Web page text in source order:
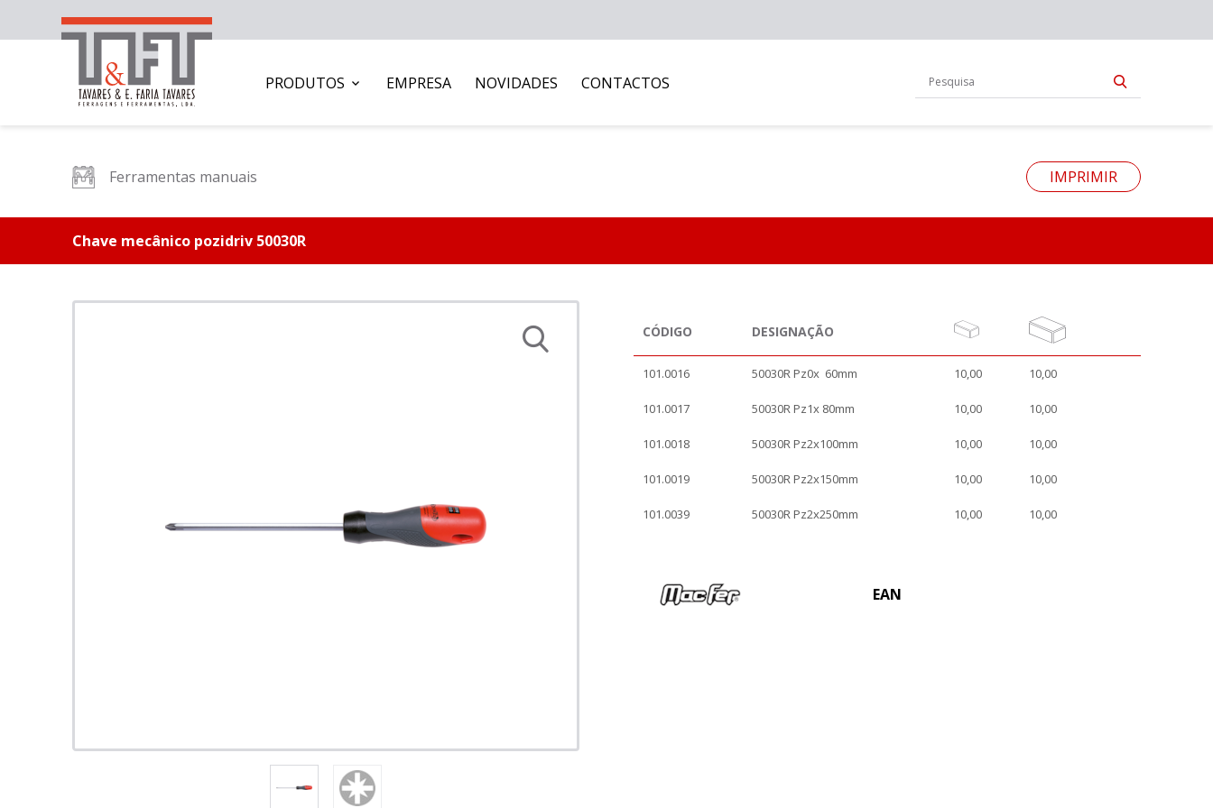
PRODUTOS EMPRESA NOVIDADES CONTACTOS
Ferramentas manuais IMPRIMIR
Chave mecânico pozidriv 50030R
CÓDIGO DESIGNAÇÃO
101.0016 50030R Pz0x 60mm 10,00 10,00
101.0017 50030R Pz1x 80mm 10,00 10,00
101.0018 50030R Pz2x100mm 10,00 10,00
101.0019 50030R Pz2x150mm 10,00 10,00
101.0039 50030R Pz2x250mm 10,00 10,00
EAN